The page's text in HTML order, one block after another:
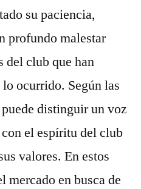
su paciencia,
profundo malestar
del club que han
ocurrido. Según las
distinguir un voz
el espíritu del club
valores. En estos
mercado en busca de